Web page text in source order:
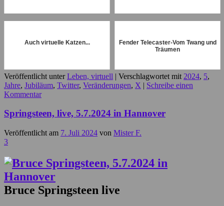
Auch virtuelle Katzen...
Fender Telecaster-Vom Twang und
Träumen
Veröffentlicht unter Leben, virtuell | Verschlagwortet mit 2024, 5,
Jahre, Jubiläum, Twitter, Veränderungen, X | Schreibe einen
Kommentar
Springsteen, live, 5.7.2024 in Hannover
Veröffentlicht am 7. Juli 2024 von Mister F.
3
Bruce Springsteen live